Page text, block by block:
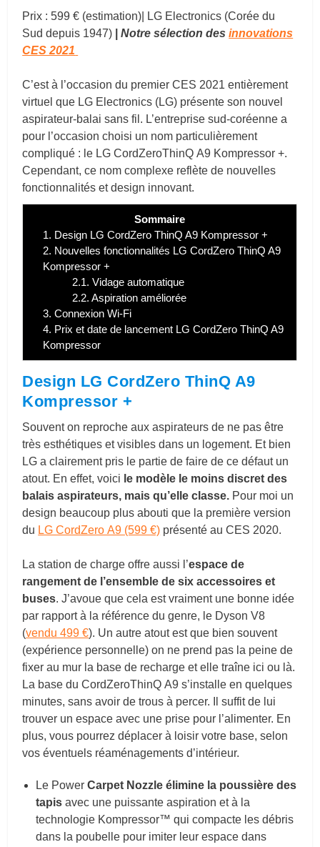
Prix : 599 € (estimation)| LG Electronics (Corée du
Sud depuis 1947)
|Notre sélection des innovations
CES 2021
C’est à l’occasion du premier CES 2021 entièrement
virtuel que LG Electronics (LG) présente son nouvel
aspirateur-balai sans fil. L’entreprise sud-coréenne a
pour l’occasion choisi un nom particulièrement
compliqué : le LG CordZeroThinQ A9 Kompressor +.
Cependant, ce nom complexe reflète de nouvelles
fonctionnalités et design innovant.
Sommaire
1. Design LG CordZero ThinQ A9 Kompressor +
2. Nouvelles fonctionnalités LG CordZero ThinQ A9
Kompressor +
2.1. Vidage automatique
2.2. Aspiration améliorée
3. Connexion Wi-Fi
4. Prix et date de lancement LG CordZero ThinQ A9
Kompressor
Design LG CordZero ThinQ A9
Kompressor +
Souvent on reproche aux aspirateurs de ne pas être
très esthétiques et visibles dans un logement. Et bien
LG a clairement pris le partie de faire de ce défaut un
atout. En effet, voici le modèle le moins discret des
balais aspirateurs, mais qu’elle classe. Pour moi un
design beaucoup plus abouti que la première version
du LG CordZero A9 (599 €) présenté au CES 2020.
La station de charge offre aussi l’espace de
rangement de l’ensemble de six accessoires et
buses. J’avoue que cela est vraiment une bonne idée
par rapport à la référence du genre, le Dyson V8
(vendu 499 €). Un autre atout est que bien souvent
(expérience personnelle) on ne prend pas la peine de
fixer au mur la base de recharge et elle traîne ici ou là.
La base du CordZeroThinQ A9 s’installe en quelques
minutes, sans avoir de trous à percer. Il suffit de lui
trouver un espace avec une prise pour l’alimenter. En
plus, vous pourrez déplacer à loisir votre base, selon
vos éventuels réaménagements d’intérieur.
Le PowerCarpet Nozzle élimine la poussière des
tapis avec une puissante aspiration et à la
technologie Kompressor™ qui compacte les débris
dans la poubelle pour imiter leur espace dans